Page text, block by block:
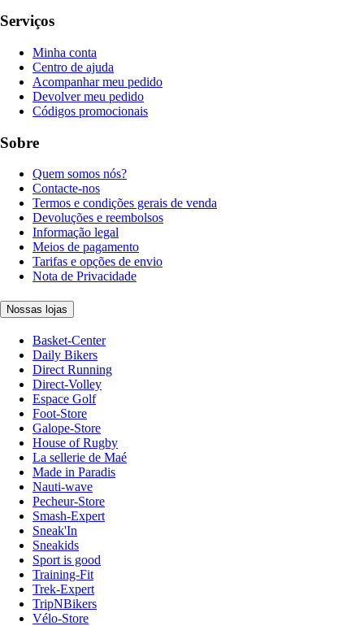
Serviços
Minha conta
Centro de ajuda
Acompanhar meu pedido
Devolver meu pedido
Códigos promocionais
Sobre
Quem somos nós?
Contacte-nos
Termos e condições gerais de venda
Devoluções e reembolsos
Informação legal
Meios de pagamento
Tarifas e opções de envio
Nota de Privacidade
Nossas lojas
Basket-Center
Daily Bikers
Direct Running
Direct-Volley
Espace Golf
Foot-Store
Galope-Store
House of Rugby
La sellerie de Maé
Made in Paradis
Nauti-wave
Pecheur-Store
Smash-Expert
Sneak'In
Sneakids
Sport is good
Training-Fit
Trek-Expert
TripNBikers
Vélo-Store